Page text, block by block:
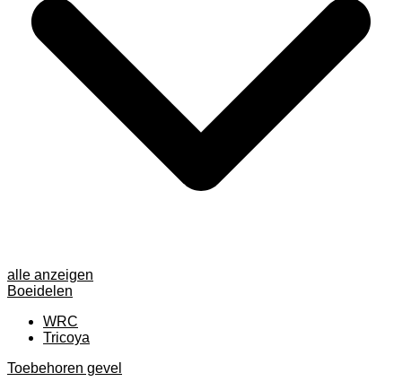
alle anzeigen
Boeidelen
WRC
Tricoya
Toebehoren gevel